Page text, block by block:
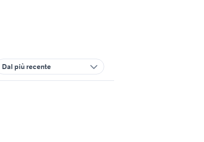
Dal più recente